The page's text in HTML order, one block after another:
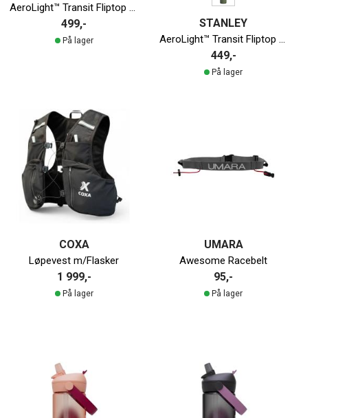
AeroLight™ Transit Fliptop Termokopp | 470ml
499,-
På lager
STANLEY
449,-
På lager
COXA
Løpevest m/Flasker
1 999,-
På lager
UMARA
Awesome Racebelt
95,-
På lager